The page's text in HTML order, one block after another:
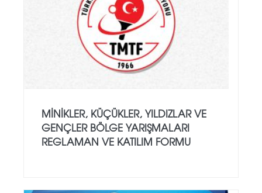
MINIKLER, KÜÇÜKLER, YILDIZLAR VE
GENÇLER BÖLGE YARIŞMALARI
REGLAMAN VE KATILIM FORMU